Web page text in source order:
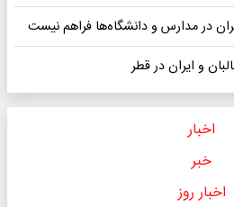
در مدارس و دانشگاه‌ها فراهم نیست
و ایران در قطر
اخبار
خبر
اخبار روز